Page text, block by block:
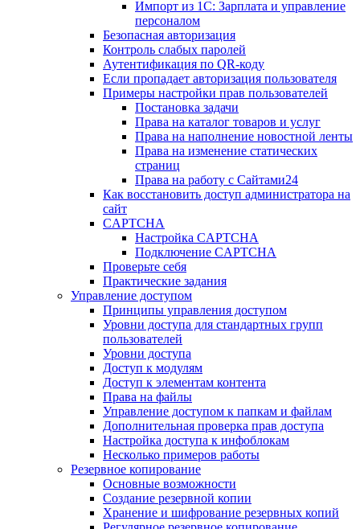
Импорт из 1С: Зарплата и управление
персоналом
Безопасная авторизация
Контроль слабых паролей
Аутентификация по QR-коду
Если пропадает авторизация пользователя
Примеры настройки прав пользователей
Постановка задачи
Права на каталог товаров и услуг
Права на наполнение новостной ленты
Права на изменение статических
страниц
Права на работу с Сайтами24
Как восстановить доступ администратора на
сайт
CAPTCHA
Настройка CAPTCHA
Подключение CAPTCHA
Проверьте себя
Практические задания
Управление доступом
Принципы управления доступом
Уровни доступа для стандартных групп
пользователей
Уровни доступа
Доступ к модулям
Доступ к элементам контента
Права на файлы
Управление доступом к папкам и файлам
Дополнительная проверка прав доступа
Настройка доступа к инфоблокам
Несколько примеров работы
Резервное копирование
Основные возможности
Создание резервной копии
Хранение и шифрование резервных копий